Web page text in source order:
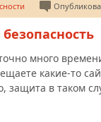
много
какие-то
защита в таком